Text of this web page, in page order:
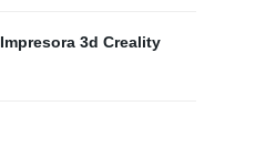
Impresora 3d Creality